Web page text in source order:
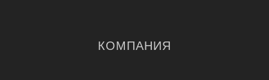
КОМПАНИЯ